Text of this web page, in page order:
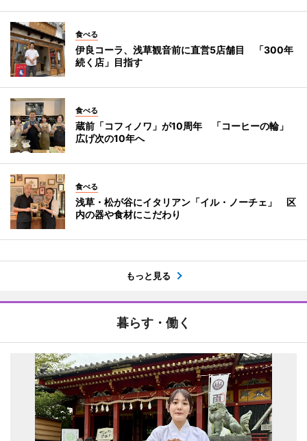
食べる
伊良コーラ、浅草観音前に直営5店舗目 「300年
続く店」目指す
食べる
蔵前「コフィノワ」が10周年 「コーヒーの輪」
広げ次の10年へ
食べる
浅草・松が谷にイタリアン「イル・ノーチェ」 区
内の器や食材にこだわり
もっと見る
暮らす・働く